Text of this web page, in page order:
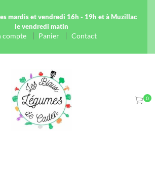
mardis et vendredi 16h - 19h et à Muzillac
le vendredi matin
compte Panier Contact